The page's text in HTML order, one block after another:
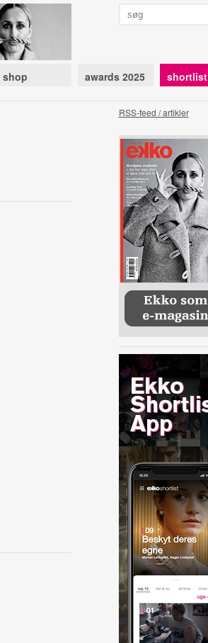
shop awards 2025 shortlist
RSS-feed / artikler